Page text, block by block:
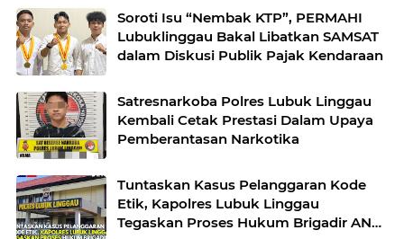
Pendidikan dan Kebudayaan
Soroti Isu “Nembak KTP”, PERMAHI
Lubuklinggau Bakal Libatkan SAMSAT
dalam Diskusi Publik Pajak Kendaraan
Satresnarkoba Polres Lubuk Linggau
Kembali Cetak Prestasi Dalam Upaya
Pemberantasan Narkotika
Tuntaskan Kasus Pelanggaran Kode
Etik, Kapolres Lubuk Linggau
Tegaskan Proses Hukum Brigadir AN